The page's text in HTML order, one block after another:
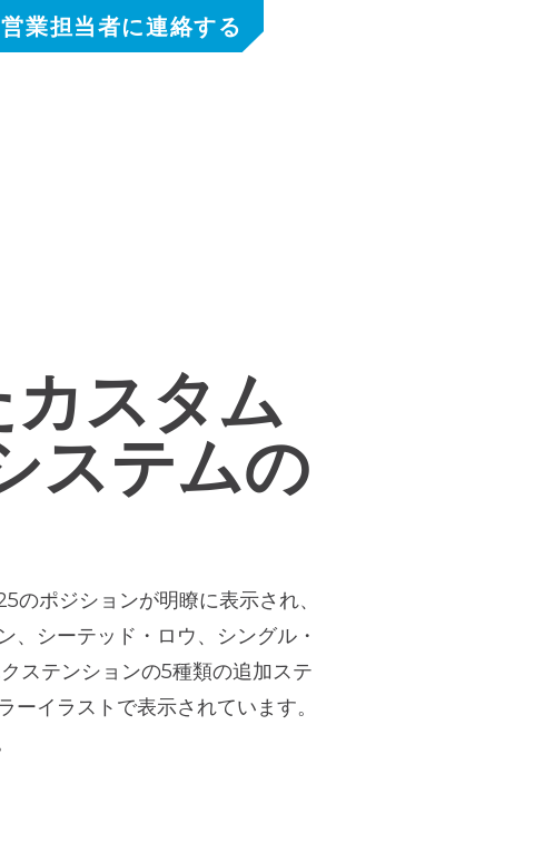
営業担当者に連絡する
スタム
ステムの
ポジションが明瞭に表示され、
、シーテッド・ロウ、シングル・
ステンションの5種類の追加ステ
イラストで表示されています。